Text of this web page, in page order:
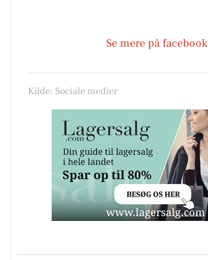
Se mere på facebook
Kilde: Sociale medier